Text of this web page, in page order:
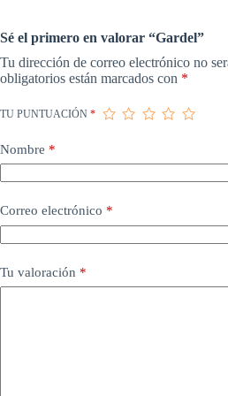
Sé el primero en valorar “Gardel”
Tu dirección de correo electrónico no
obligatorios están marcados con *
TU PUNTUACIÓN *
Nombre *
Correo electrónico *
Tu valoración *